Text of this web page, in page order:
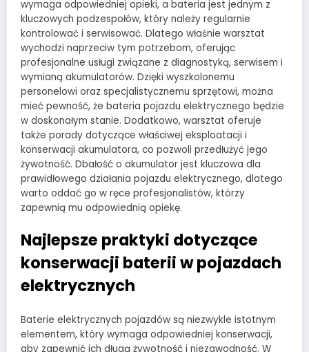
wymaga odpowiedniej opieki, a bateria jest jednym z
kluczowych podzespołów, który należy regularnie
kontrolować i serwisować. Dlatego właśnie warsztat
wychodzi naprzeciw tym potrzebom, oferując
profesjonalne usługi związane z diagnostyką, serwisem i
wymianą akumulatorów. Dzięki wyszkolonemu
personelowi oraz specjalistycznemu sprzętowi, można
mieć pewność, że bateria pojazdu elektrycznego będzie
w doskonałym stanie. Dodatkowo, warsztat oferuje
także porady dotyczące właściwej eksploatacji i
konserwacji akumulatora, co pozwoli przedłużyć jego
żywotność. Dbałość o akumulator jest kluczowa dla
prawidłowego działania pojazdu elektrycznego, dlatego
warto oddać go w ręce profesjonalistów, którzy
zapewnią mu odpowiednią opiekę.
Najlepsze praktyki dotyczące
konserwacji baterii w pojazdach
elektrycznych
Baterie elektrycznych pojazdów są niezwykle istotnym
elementem, który wymaga odpowiedniej konserwacji,
aby zapewnić ich długą żywotność i niezawodność. W